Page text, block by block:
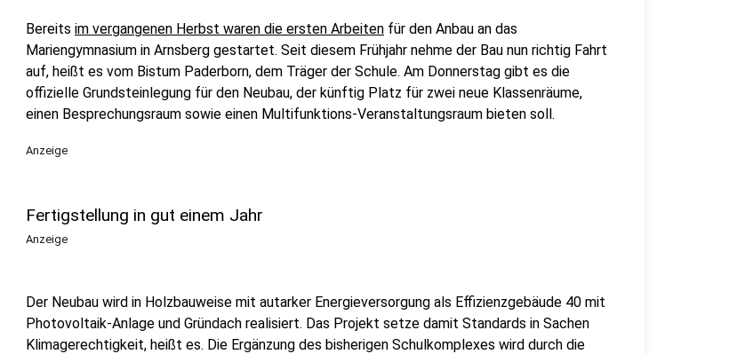
Bereits im vergangenen Herbst waren die ersten Arbeiten für den Anbau an das
Mariengymnasium in Arnsberg gestartet. Seit diesem Frühjahr nehme der Bau nun richtig Fahrt
auf, heißt es vom Bistum Paderborn, dem Träger der Schule. Am Donnerstag gibt es die
offizielle Grundsteinlegung für den Neubau, der künftig Platz für zwei neue Klassenräume,
einen Besprechungsraum sowie einen Multifunktions-Veranstaltungsraum bieten soll.
Anzeige
Fertigstellung in gut einem Jahr
Anzeige
Der Neubau wird in Holzbauweise mit autarker Energieversorgung als Effizienzgebäude 40 mit
Photovoltaik-Anlage und Gründach realisiert. Das Projekt setze damit Standards in Sachen
Klimagerechtigkeit, heißt es. Die Ergänzung des bisherigen Schulkomplexes wird durch die